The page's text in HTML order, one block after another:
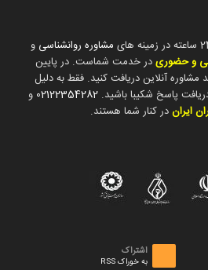
مشاوره روانشناسی و
و حضوریدر خدمت شماست. در پایین
آنلاین دریافت کنید. فقط به دلیل
پاسخ شکیبا باشید. 02122354282 و
ایراندر کنار شما هستند.
اشتراک
به خوراک RSS